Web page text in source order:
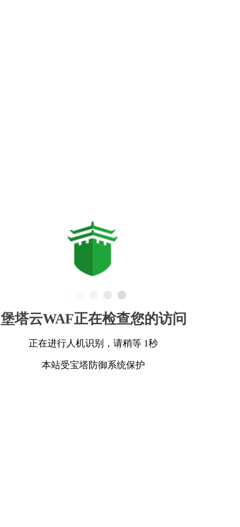
堡塔云WAF正在检查您的访问
正在进行人机识别，请稍等 1秒
本站受宝塔防御系统保护